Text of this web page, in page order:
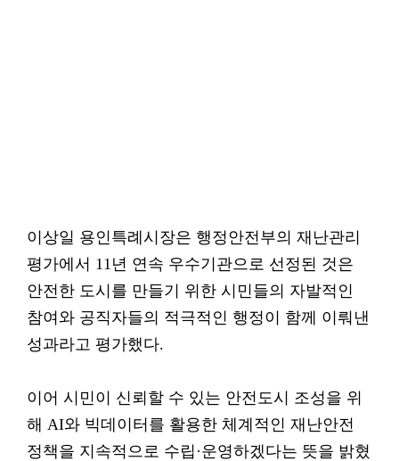
이상일 용인특례시장은 행정안전부의 재난관리
평가에서 11년 연속 우수기관으로 선정된 것은
안전한 도시를 만들기 위한 시민들의 자발적인
참여와 공직자들의 적극적인 행정이 함께 이뤄낸
성과라고 평가했다.
이어 시민이 신뢰할 수 있는 안전도시 조성을 위
해 AI와 빅데이터를 활용한 체계적인 재난안전
정책을 지속적으로 수립·운영하겠다는 뜻을 밝혔